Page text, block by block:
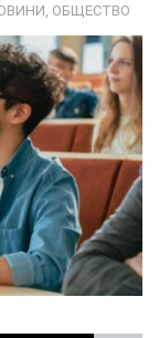
ОБЩЕСТВО